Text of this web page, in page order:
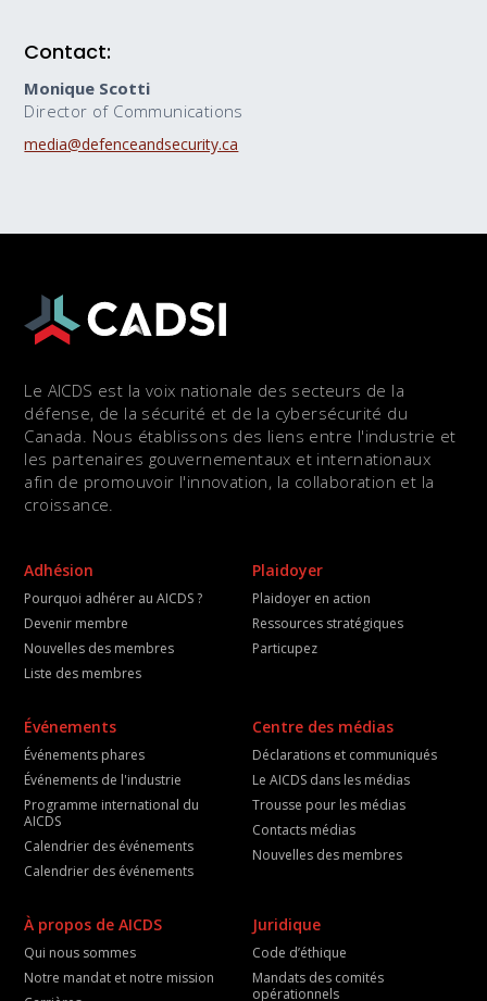
Contact:
Monique Scotti
Director of Communications
media@defenceandsecurity.ca
Le AICDS est la voix nationale des secteurs de la
défense, de la sécurité et de la cybersécurité du
Canada. Nous établissons des liens entre l'industrie et
les partenaires gouvernementaux et internationaux
afin de promouvoir l'innovation, la collaboration et la
croissance.
Adhésion
Pourquoi adhérer au AICDS ?
Devenir membre
Nouvelles des membres
Liste des membres
Plaidoyer
Plaidoyer en action
Ressources stratégiques
Particupez
Événements
Événements phares
Événements de l'industrie
Programme international du
AICDS
Calendrier des événements
Calendrier des événements
Centre des médias
Déclarations et communiqués
Le AICDS dans les médias
Trousse pour les médias
Contacts médias
Nouvelles des membres
À propos de AICDS
Qui nous sommes
Notre mandat et notre mission
Juridique
Code d’éthique
Mandats des comités
opérationnels